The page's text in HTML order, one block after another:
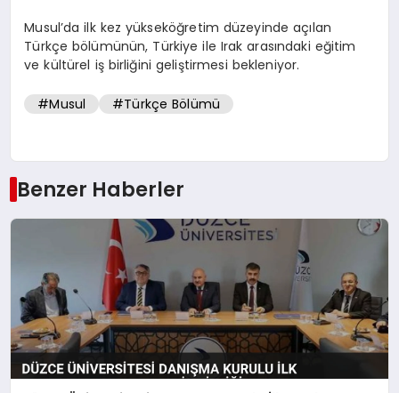
Musul’da ilk kez yükseköğretim düzeyinde açılan
Türkçe bölümünün, Türkiye ile Irak arasındaki eğitim
ve kültürel iş birliğini geliştirmesi bekleniyor.
#Musul #Türkçe Bölümü
Benzer Haberler